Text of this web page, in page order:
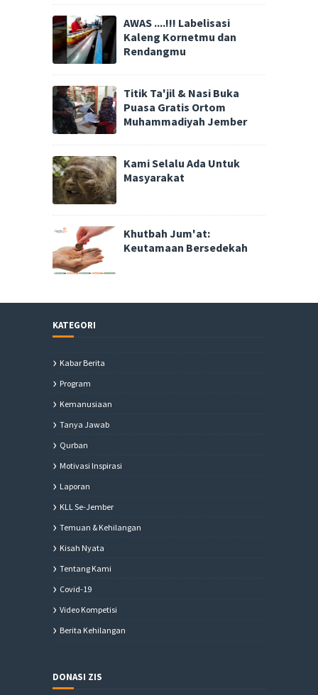
AWAS ....!!! Labelisasi
Kaleng Kornetmu dan
Rendangmu
Titik Ta'jil & Nasi Buka
Puasa Gratis Ortom
Muhammadiyah Jember
Kami Selalu Ada Untuk
Masyarakat
Khutbah Jum'at:
Keutamaan Bersedekah
KATEGORI
Kabar Berita
Program
Kemanusiaan
Tanya Jawab
Qurban
Motivasi Inspirasi
Laporan
KLL Se-Jember
Temuan & Kehilangan
Kisah Nyata
Tentang Kami
Covid-19
Video Kompetisi
Berita Kehilangan
DONASI ZIS